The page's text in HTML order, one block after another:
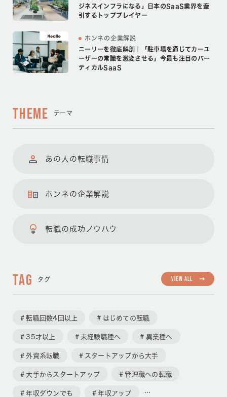
ジネスインフラになる」日本のSaaS業界を牽
引するトッププレイヤー
ホンネの企業解説
ニーリーを徹底解剖｜「駐車場を通じてカーユ
ーザーの常識を激変させる」今最も注目のバー
ティカルSaaS
THEME テーマ
あの人の転職事情
ホンネの企業解説
転職の成功ノウハウ
TAG タグ VIEW ALL
転職回数4回以上 はじめての転職
35才以上 未経験職種へ 異業種へ
外資系転職 スタートアップから大手
大手からスタートアップ 管理職への転職
年収ダウンでも 年収アップ